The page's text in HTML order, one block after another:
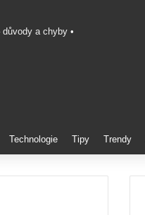
a chyby •
Technologie Tipy Trendy